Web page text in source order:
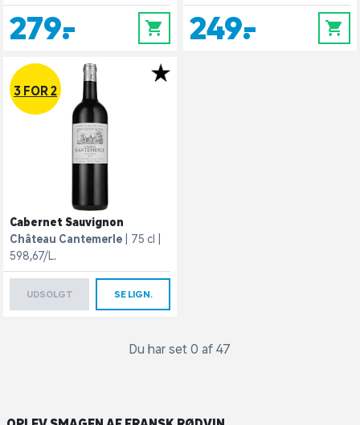
279,- 0 249,- 0
3 FOR 2
Cabernet Sauvignon
Château Cantemerle
75 cl
598,67/L.
UDSOLGT SE LIGN.
Du har set 0 af 47